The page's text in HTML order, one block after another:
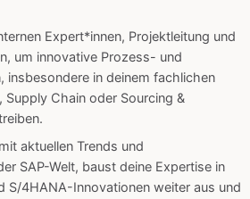
Expert*innen, Projektleitung und
um innovative Prozess- und
insbesondere in deinem fachlichen
Supply Chain oder Sourcing &
aktuellen Trends und
SAP-Welt, baust deine Expertise in
S/4HANA-Innovationen weiter aus und